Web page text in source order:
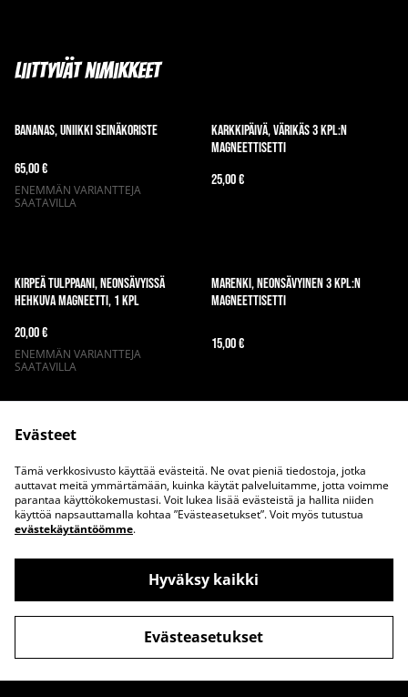
Liittyvät nimikkeet
Bananas, uniikki seinäkoriste
65,00 €
ENEMMÄN VARIANTTEJA
SAATAVILLA
Karkkipäivä, värikäs 3 kpl:n
magneettisetti
25,00 €
Kirpeä tulppaani, neonsävyissä
hehkuva magneetti, 1 kpl
20,00 €
ENEMMÄN VARIANTTEJA
SAATAVILLA
Marenki, neonsävyinen 3 kpl:n
magneettisetti
15,00 €
Ota meihin yhteyttä
Juridiset ehdot
Tietosuojakäytäntö
©2026Up the Wazoo Apparel
Evästeet
Tämä verkkosivusto käyttää evästeitä. Ne ovat pieniä tiedostoja, jotka
auttavat meitä ymmärtämään, kuinka käytät palveluitamme, jotta voimme
parantaa käyttökokemustasi. Voit lukea lisää evästeistä ja hallita niiden
käyttöä napsauttamalla kohtaa ”Evästeasetukset”. Voit myös tutustua
evästekäytäntöömme.
Hyväksy kaikki
Evästeasetukset